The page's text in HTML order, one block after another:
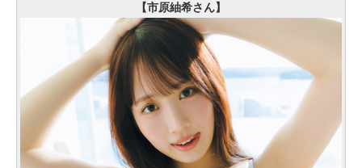
【市原紬希さん】